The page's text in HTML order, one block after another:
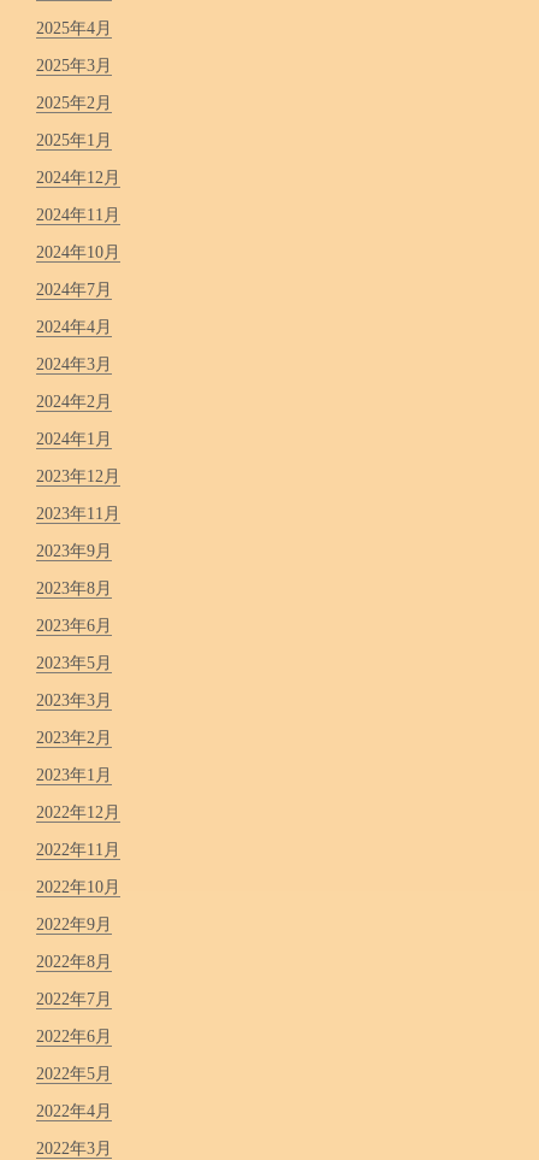
2025年4月
2025年3月
2025年2月
2025年1月
2024年12月
2024年11月
2024年10月
2024年7月
2024年4月
2024年3月
2024年2月
2024年1月
2023年12月
2023年11月
2023年9月
2023年8月
2023年6月
2023年5月
2023年3月
2023年2月
2023年1月
2022年12月
2022年11月
2022年10月
2022年9月
2022年8月
2022年7月
2022年6月
2022年5月
2022年4月
2022年3月